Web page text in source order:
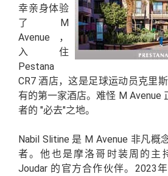
幸亲身体验
了 M
Avenue ，
入住
Pestana
CR7 酒店，这是足球运动员克里
有的第一家酒店。难怪 M Avenue
者的 "必去"之地。
Nabil Slitine 是 M Avenue 非凡概
者。他也是摩洛哥时装周的主
Joudar 的官方合作伙伴。2023